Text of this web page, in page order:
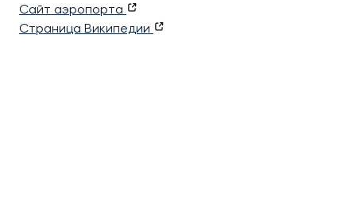
Сайт аэропорта
Страница Википедии